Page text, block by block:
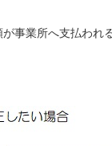
事業所へ支払われ